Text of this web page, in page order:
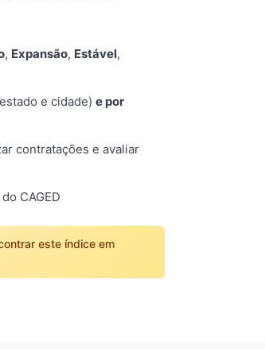
, Expansão, Estável,
e cidade) e por
contratações e avaliar
CAGED
este índice em